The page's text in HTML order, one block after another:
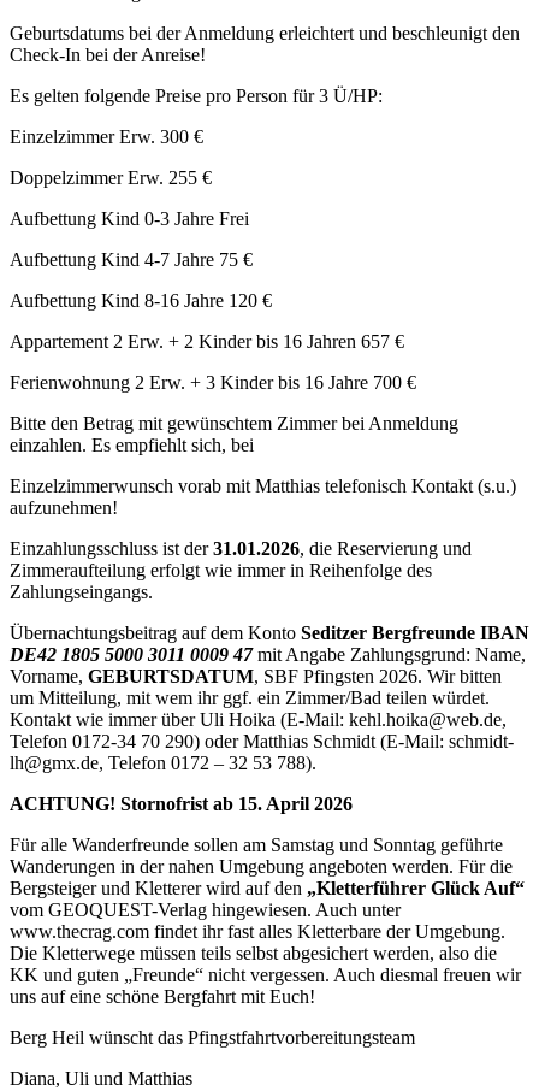
Geburtsdatums bei der Anmeldung erleichtert und beschleunigt den
Check-In bei der Anreise!
Es gelten folgende Preise pro Person für 3 Ü/HP:
Einzelzimmer Erw. 300 €
Doppelzimmer Erw. 255 €
Aufbettung Kind 0-3 Jahre Frei
Aufbettung Kind 4-7 Jahre 75 €
Aufbettung Kind 8-16 Jahre 120 €
Appartement 2 Erw. + 2 Kinder bis 16 Jahren 657 €
Ferienwohnung 2 Erw. + 3 Kinder bis 16 Jahre 700 €
Bitte den Betrag mit gewünschtem Zimmer bei Anmeldung
einzahlen. Es empfiehlt sich, bei
Einzelzimmerwunsch vorab mit Matthias telefonisch Kontakt (s.u.)
aufzunehmen!
Einzahlungsschluss ist der31.01.2026, die Reservierung und
Zimmeraufteilung erfolgt wie immer in Reihenfolge des
Zahlungseingangs.
Übernachtungsbeitrag auf dem Konto Seditzer Bergfreunde IBAN
DE42 1805 5000 3011 0009 47mit Angabe Zahlungsgrund: Name,
Vorname, GEBURTSDATUM, SBF Pfingsten 2026. Wir bitten
um Mitteilung, mit wem ihr ggf. ein Zimmer/Bad teilen würdet.
Kontakt wie immer über Uli Hoika (E-Mail: kehl.hoika@web.de,
Telefon 0172-34 70 290) oder Matthias Schmidt (E-Mail: schmidt-
lh@gmx.de, Telefon 0172 – 32 53 788).
ACHTUNG! Stornofrist ab 15. April 2026
Für alle Wanderfreunde sollen am Samstag und Sonntag geführte
Wanderungen in der nahen Umgebung angeboten werden. Für die
Bergsteiger und Kletterer wird auf den „Kletterführer Glück Auf“
vom GEOQUEST-Verlag hingewiesen. Auch unter
www.thecrag.com findet ihr fast alles Kletterbare der Umgebung.
Die Kletterwege müssen teils selbst abgesichert werden, also die
KK und guten „Freunde“ nicht vergessen. Auch diesmal freuen wir
uns auf eine schöne Bergfahrt mit Euch!
Berg Heil wünscht das Pfingstfahrtvorbereitungsteam
Diana, Uli und Matthias